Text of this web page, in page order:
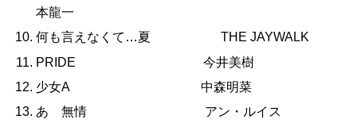
本龍一
何も言えなくて…夏 THE JAYWALK
PRIDE 今井美樹
少女A 中森明菜
あゝ無情 アン・ルイス